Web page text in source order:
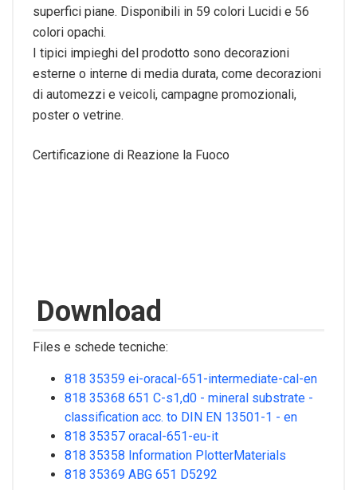
superfici piane. Disponibili in 59 colori Lucidi e 56
colori opachi.
I tipici impieghi del prodotto sono decorazioni
esterne o interne di media durata, come decorazioni
di automezzi e veicoli, campagne promozionali,
poster o vetrine.
Certificazione di Reazione la Fuoco
Download
Files e schede tecniche:
818 35359 ei-oracal-651-intermediate-cal-en
818 35368 651 C-s1,d0 - mineral substrate -
classification acc. to DIN EN 13501-1 - en
818 35357 oracal-651-eu-it
818 35358 Information PlotterMaterials
818 35369 ABG 651 D5292